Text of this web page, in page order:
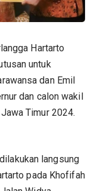
Hartarto
untuk
dan Emil
dan calon wakil
Timur 2024.
langsung
pada Khofifah